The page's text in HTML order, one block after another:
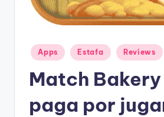
Publicado
en
Apps Estafa Reviews
Match Bakery
paga por